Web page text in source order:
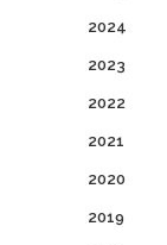
2024
2023
2022
2021
2020
2019